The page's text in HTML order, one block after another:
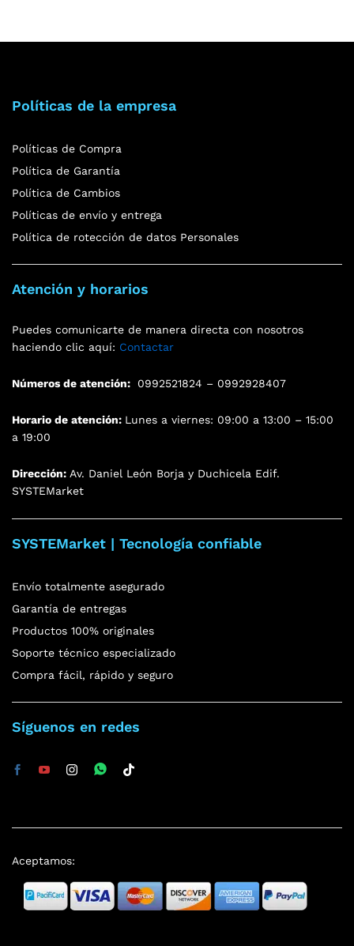
Políticas de la empresa
Políticas de Compra
Política de Garantía
Política de Cambios
Políticas de envío y entrega
Política de rotección de datos Personales
Atención y horarios
Puedes comunicarte de manera directa con nosotros
haciendo clic aquí: Contactar
Números de atención: 0992521824 – 0992928407
Horario de atención: Lunes a viernes: 09:00 a 13:00 – 15:00
a 19:00
Dirección: Av. Daniel León Borja y Duchicela Edif.
SYSTEMarket
SYSTEMarket | Tecnología confiable
Envío totalmente asegurado
Garantía de entregas
Productos 100% originales
Soporte técnico especializado
Compra fácil, rápido y seguro
Síguenos en redes
Aceptamos: